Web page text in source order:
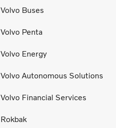
Volvo Buses
Volvo Penta
Volvo Energy
Volvo Autonomous Solutions
Volvo Financial Services
Rokbak